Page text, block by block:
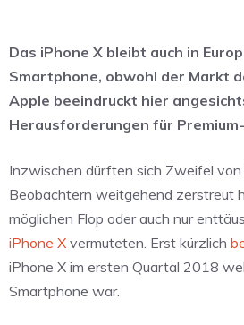
Das iPhone X bleibt auch in
Smartphone, obwohl der Markt
Apple beeindruckt hier
Herausforderungen für
Inzwischen dürften sich Zweifel
Beobachtern weitgehend zerstreut
möglichen Flop oder auch nur
iPhone X vermuteten. Erst kürzlich
iPhone X im ersten Quartal 2018
Smartphone war.